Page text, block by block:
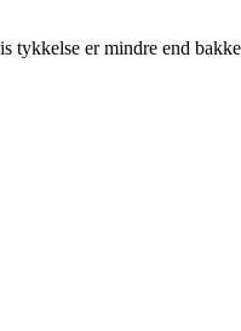
tykkelse er mindre end